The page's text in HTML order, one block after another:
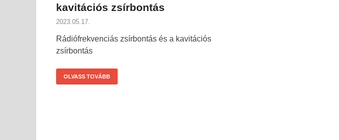
kavitációs zsírbontás
2023.05.17.
Rádiófrekvenciás zsírbontás és a kavitációs
zsírbontás
OLVASS TOVÁBB